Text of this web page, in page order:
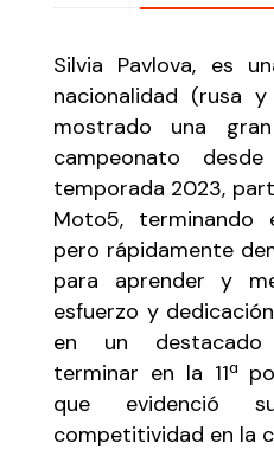
Silvia Pavlova, es
nacionalidad (rusa
mostrado una
campeonato
temporada 2023,
Moto5, terminando
pero rápidamente
para aprender y
esfuerzo y
en un destacado
terminar en la 11ª
que evidenció
competitividad en la